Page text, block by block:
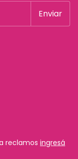
reclamos ingresá